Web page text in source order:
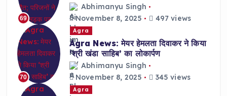
69
Abhimanyu Singh
November 8, 2025
497 views
70
Agra
Agra News: मेयर हेमलता दिवाकर ने किया
‘श्री खंडा साहिब’ का लोकार्पण
Abhimanyu Singh
November 8, 2025
345 views
Agra